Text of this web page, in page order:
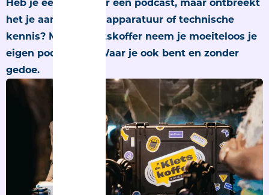
Heb je een idee voor een podcast, maar ontbreekt
het je aan de juiste apparatuur of technische
kennis? Met de Kletskoffer neem je moeiteloos je
eigen podcast op. Waar je ook bent en zonder
gedoe.